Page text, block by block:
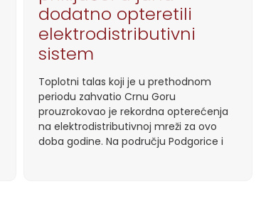
dodatno opteretili
elektrodistributivni
sistem
Toplotni talas koji je u prethodnom
periodu zahvatio Crnu Goru
prouzrokovao je rekordna opterećenja
na elektrodistributivnoj mreži za ovo
doba godine. Na području Podgorice i